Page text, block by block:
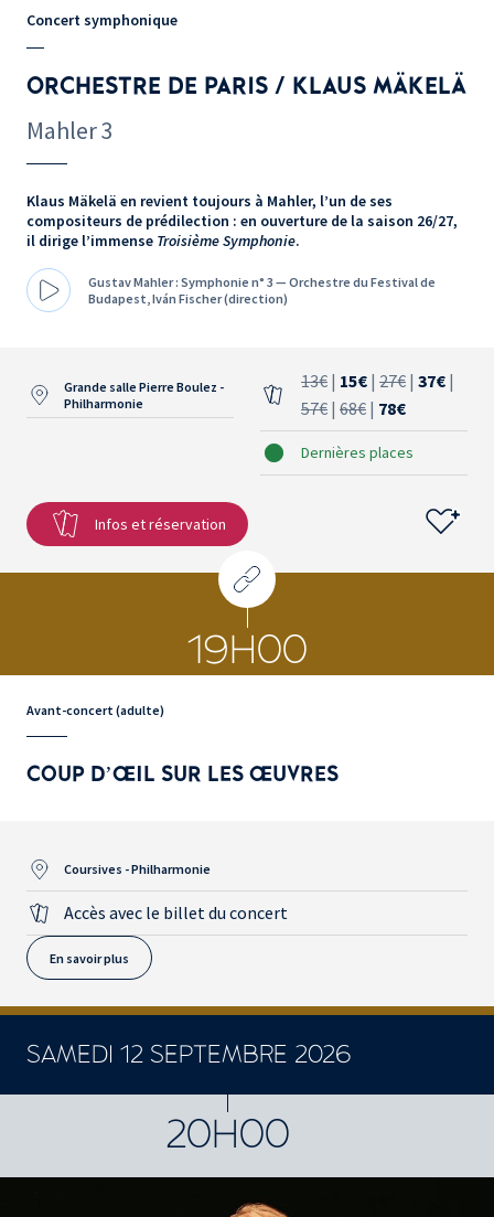
Concert symphonique
ORCHESTRE DE PARIS / KLAUS MÄKELÄ
Mahler 3
Klaus Mäkelä en revient toujours à Mahler, l’un de ses
compositeurs de prédilection : en ouverture de la saison 26/27,
il dirige l’immense Troisième Symphonie.
Gustav Mahler : Symphonie n° 3 — Orchestre du Festival de
Budapest, Iván Fischer (direction)
Grande salle Pierre Boulez -
Philharmonie
13€ | 15€ | 27€ | 37€ |
57€ | 68€ | 78€
Dernières places
Infos et réservation
19H00
Avant-concert (adulte)
COUP D’ŒIL SUR LES ŒUVRES
Coursives - Philharmonie
Accès avec le billet du concert
En savoir plus
SAMEDI 12 SEPTEMBRE 2026
20H00